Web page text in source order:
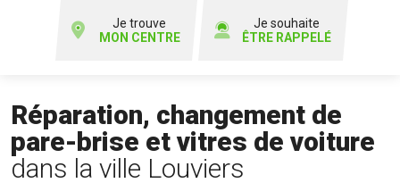
Je trouve
MON CENTRE
Je souhaite
ÊTRE RAPPELÉ
Réparation, changement de
pare-brise et vitres de voiture
dans la ville Louviers